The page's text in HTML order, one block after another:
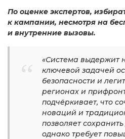
По оценке экспертов,
к кампании, несмотря на
и внутренние вызовы.
«Система выдержит
ключевой задачей
безопасности и
регионах и
подчёркивает, что
новаций и
позволяет
однако требует